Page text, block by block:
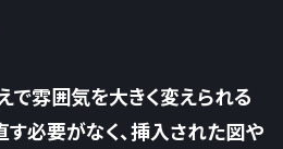
で雰囲気を大きく変えられる
す必要がなく、挿入された図や